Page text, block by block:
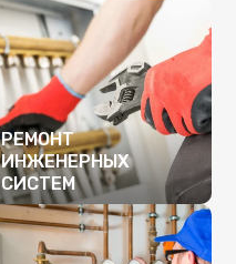
РЕМОНТ
ИНЖЕНЕРНЫХ
СИСТЕМ
ПОДРОБНЕЕ